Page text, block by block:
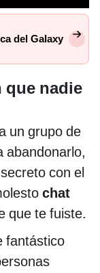
del Galaxy
nadie
un grupo de
abandonarlo,
con el
chat
que te fuiste.
fantástico